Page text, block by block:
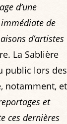
d’une
de
d’artistes
La Sablière
public lors des
notamment, et
et
ces dernières